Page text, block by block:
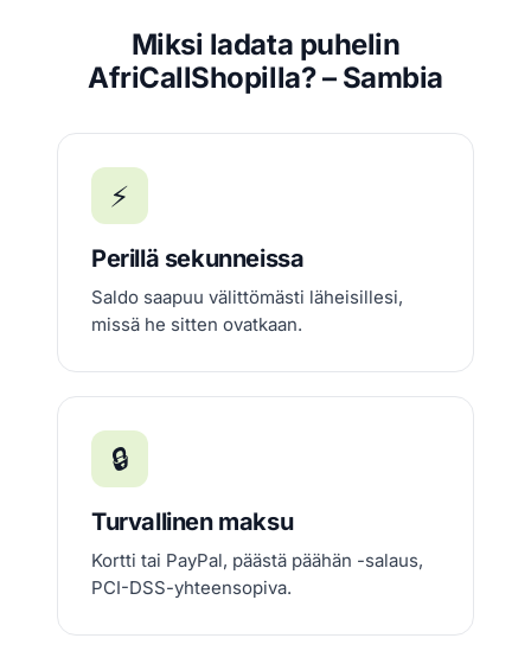
Miksi ladata puhelin
AfriCallShopilla? – Sambia
⚡
Perillä sekunneissa
Saldo saapuu välittömästi läheisillesi,
missä he sitten ovatkaan.
🔒
Turvallinen maksu
Kortti tai PayPal, päästä päähän -salaus,
PCI-DSS-yhteensopiva.